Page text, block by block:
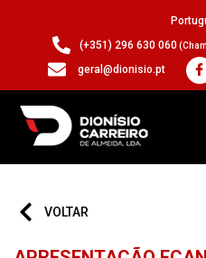
(+351) 296 630 060
geral@dionisio.pt
VOLTAR